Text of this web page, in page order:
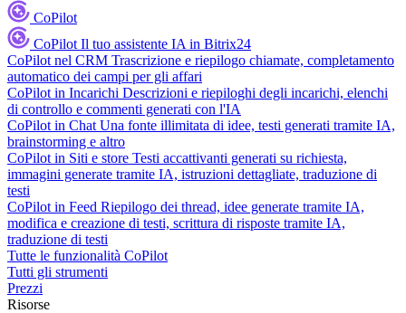
CoPilot
CoPilot Il tuo assistente IA in Bitrix24
CoPilot nel CRM Trascrizione e riepilogo chiamate, completamento
automatico dei campi per gli affari
CoPilot in Incarichi Descrizioni e riepiloghi degli incarichi, elenchi
di controllo e commenti generati con l'IA
CoPilot in Chat Una fonte illimitata di idee, testi generati tramite IA,
brainstorming e altro
CoPilot in Siti e store Testi accattivanti generati su richiesta,
immagini generate tramite IA, istruzioni dettagliate, traduzione di
testi
CoPilot in Feed Riepilogo dei thread, idee generate tramite IA,
modifica e creazione di testi, scrittura di risposte tramite IA,
traduzione di testi
Tutte le funzionalità CoPilot
Tutti gli strumenti
Prezzi
Risorse